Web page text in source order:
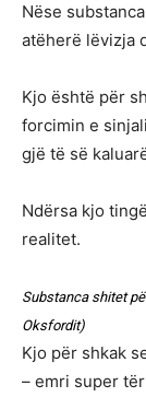
Nëse substanca
atëherë lëvizja
Kjo është për
forcimin e
gjë të së
Ndërsa kjo
realitet.
Substanca shitet
Oksfordit)
Kjo për shkak
– emri super